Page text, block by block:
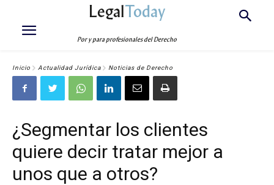
LegalToday
Por y para profesionales del Derecho
Inicio Actualidad Jurídica Noticias de Derecho
¿Segmentar los clientes
quiere decir tratar mejor a
unos que a otros?